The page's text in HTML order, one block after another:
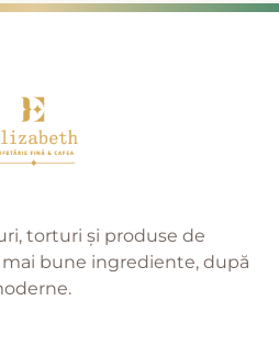
torturi şi produse de
bune ingrediente, după